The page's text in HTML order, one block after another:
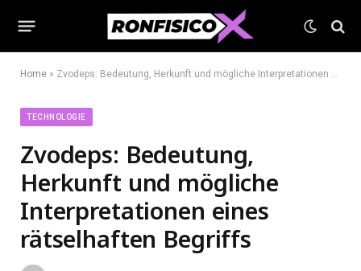
Home » Zvodeps: Bedeutung, Herkunft und mögliche Interpretationen eines rätselhaften Begriffs
TECHNOLOGIE
Zvodeps: Bedeutung,
Herkunft und mögliche
Interpretationen eines
rätselhaften Begriffs